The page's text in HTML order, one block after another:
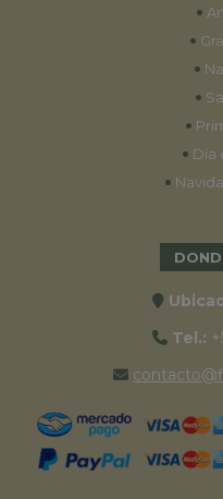
•
•
•
•
•
• Día
•
Tel.: